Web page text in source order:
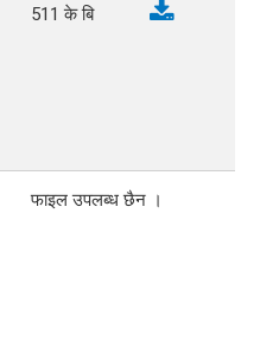
511के बि
फाइल उपलब्ध छैन ।